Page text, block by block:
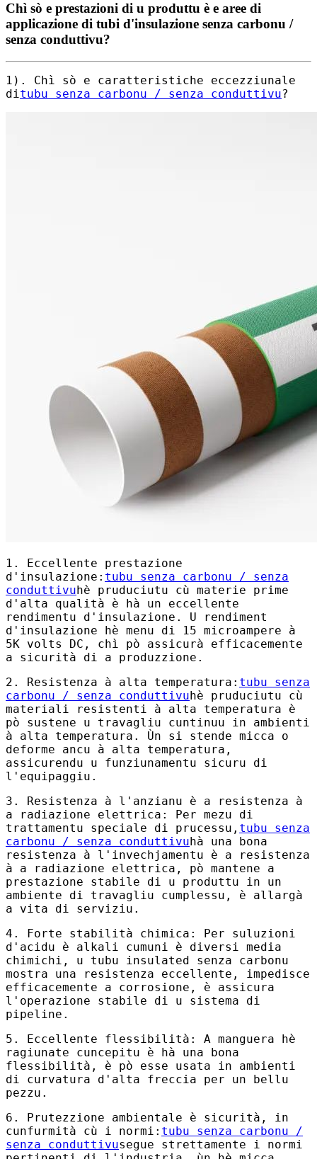
Chì sò e prestazioni di u produttu è e aree di
applicazione di tubi d'insulazione senza carbonu /
senza conduttivu?
1). Chì sò e caratteristiche eccezziunale
di tubu senza carbonu / senza conduttivu?
1. Eccellente prestazione
d'insulazione: tubu senza carbonu / senza
conduttivuhè pruduciutu cù materie prime
d'alta qualità è hà un eccellente
rendimentu d'insulazione. U rendiment
d'insulazione hè menu di 15 microampere à
5K volts DC, chì pò assicurà efficacemente
a sicurità di a produzzione.
2. Resistenza à alta temperatura: tubu senza
carbonu / senza conduttivuhè pruduciutu cù
materiali resistenti à alta temperatura è
pò sustene u travagliu cuntinuu in ambienti
à alta temperatura. Ùn si stende micca o
deforme ancu à alta temperatura,
assicurendu u funziunamentu sicuru di
l'equipaggiu.
3. Resistenza à l'anzianu è a resistenza à
a radiazione elettrica: Per mezu di
trattamentu speciale di prucessu, tubu senza
carbonu / senza conduttivuhà una bona
resistenza à l'invechjamentu è a resistenza
à a radiazione elettrica, pò mantene a
prestazione stabile di u produttu in un
ambiente di travagliu cumplessu, è allargà
a vita di serviziu.
4. Forte stabilità chimica: Per suluzioni
d'acidu è alkali cumuni è diversi media
chimichi, u tubu insulated senza carbonu
mostra una resistenza eccellente, impedisce
efficacemente a corrosione, è assicura
l'operazione stabile di u sistema di
pipeline.
5. Eccellente flessibilità: A manguera hè
ragiunate cuncepitu è ​​hà una bona
flessibilità, è pò esse usata in ambienti
di curvatura d'alta freccia per un bellu
pezzu.
6. Prutezzione ambientale è sicurità, in
cunfurmità cù i normi: tubu senza carbonu /
senza conduttivusegue strettamente i normi